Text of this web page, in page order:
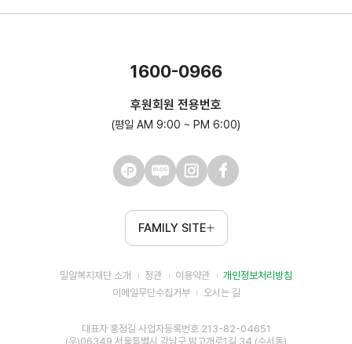
1600-0966
후원회원 전용번호
(평일 AM 9:00 ~ PM 6:00)
FAMILY SITE
밀알복지재단 소개 정관 이용약관
개인정보처리방침
이메일무단수집거부
오시는 길
대표자 홍정길 사업자등록번호 213-82-04651
(우)06349 서울특별시 강남구 밤고개로1길 34 (수서동)